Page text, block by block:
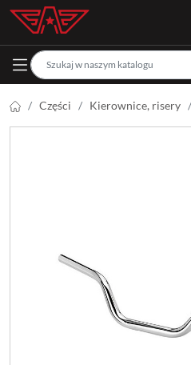
Części Kierownice, risery